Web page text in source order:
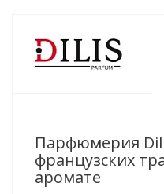
Парфюмерия
французских
аромате